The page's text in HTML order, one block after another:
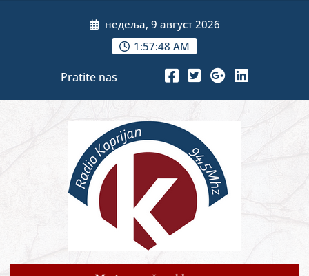
недеља, 9 август 2026
1:57:50 AM
Pratite nas